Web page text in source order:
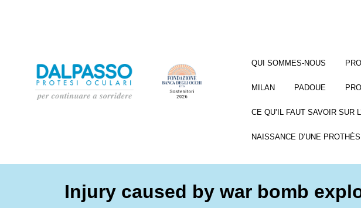
QUI SOMMES-NOUS
MILAN PADOUE
CE QU’IL FAUT SAVOIR SUR
NAISSANCE D’UNE
Injury caused by war bomb